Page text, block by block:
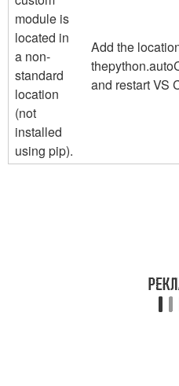
module is
located in
a non-
standard
location
(not
installed
using pip).
Add the
the
and restart VS